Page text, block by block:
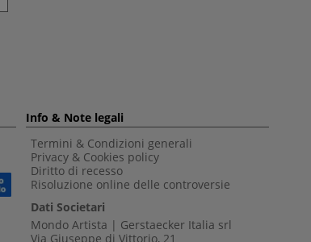
Info & Note legali
Termini & Condizioni generali
Privacy & Cookies policy
Diritto di recesso
Risoluzione online delle controversie
Dati Societari
Mondo Artista | Gerstaecker Italia srl
Via Giuseppe di Vittorio, 21